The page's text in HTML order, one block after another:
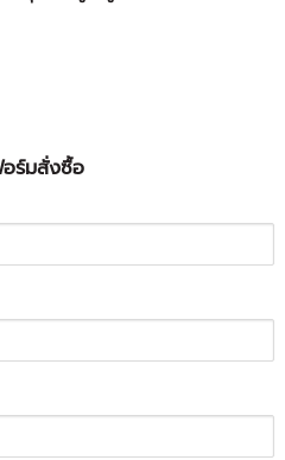
ร์มสั่งซื้อ